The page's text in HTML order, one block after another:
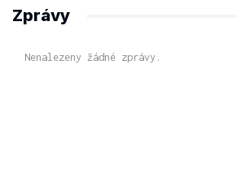
Zprávy
Nenalezeny žádné zprávy.